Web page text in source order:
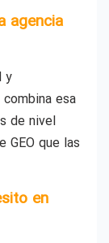
agencia
y
esa
de nivel
GEO que las
en